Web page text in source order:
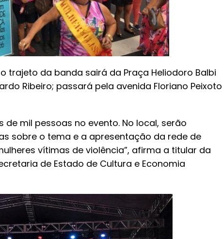
trajeto da banda sairá da Praça Heliodoro Balbi
Ribeiro; passará pela avenida Floriano Peixoto
mil pessoas no evento. No local, serão
sobre o tema e a apresentação da rede de
vítimas de violência”, afirma a titular da
de Estado de Cultura e Economia